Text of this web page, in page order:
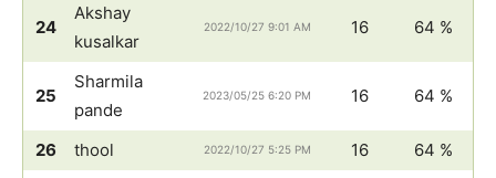
24
Akshay
kusalkar
2022/10/27 9:01 AM 16 64 %
25
Sharmila
pande
2023/05/25 6:20 PM 16 64 %
26 thool 2022/10/27 5:25 PM 16 64 %